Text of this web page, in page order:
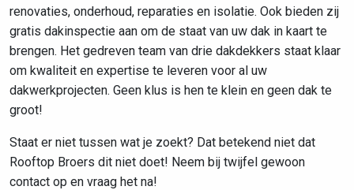
renovaties, onderhoud, reparaties en isolatie. Ook bieden zij
gratis dakinspectie aan om de staat van uw dak in kaart te
brengen. Het gedreven team van drie dakdekkers staat klaar
om kwaliteit en expertise te leveren voor al uw
dakwerkprojecten. Geen klus is hen te klein en geen dak te
groot!
Staat er niet tussen wat je zoekt? Dat betekend niet dat
Rooftop Broers dit niet doet! Neem bij twijfel gewoon
contact op en vraag het na!